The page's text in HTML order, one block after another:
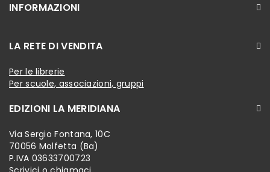
INFORMAZIONI
LA RETE DI VENDITA
Per le librerie
Per scuole, associazioni, gruppi
EDIZIONI LA MERIDIANA
Via Sergio Fontana, 10C
70056 Molfetta (Ba)
P.IVA 03633700723